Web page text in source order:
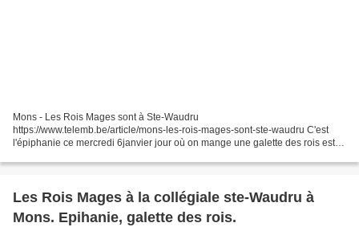
Mons - Les Rois Mages sont à Ste-Waudru
https://www.telemb.be/article/mons-les-rois-mages-sont-ste-waudru C'est
l'épiphanie ce mercredi 6janvier jour où on mange une galette des rois est
Les Rois Mages à la collégiale ste-Waudru à
Mons. Epihanie, galette des rois.